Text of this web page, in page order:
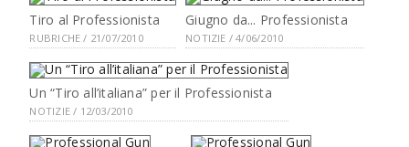
Tiro al Professionista
RUBRICHE / 21/07/2010
Giugno da... Professionista
NOTIZIE / 4/06/2010
Un “Tiro all’italiana” per il Professionista
NOTIZIE / 12/03/2010